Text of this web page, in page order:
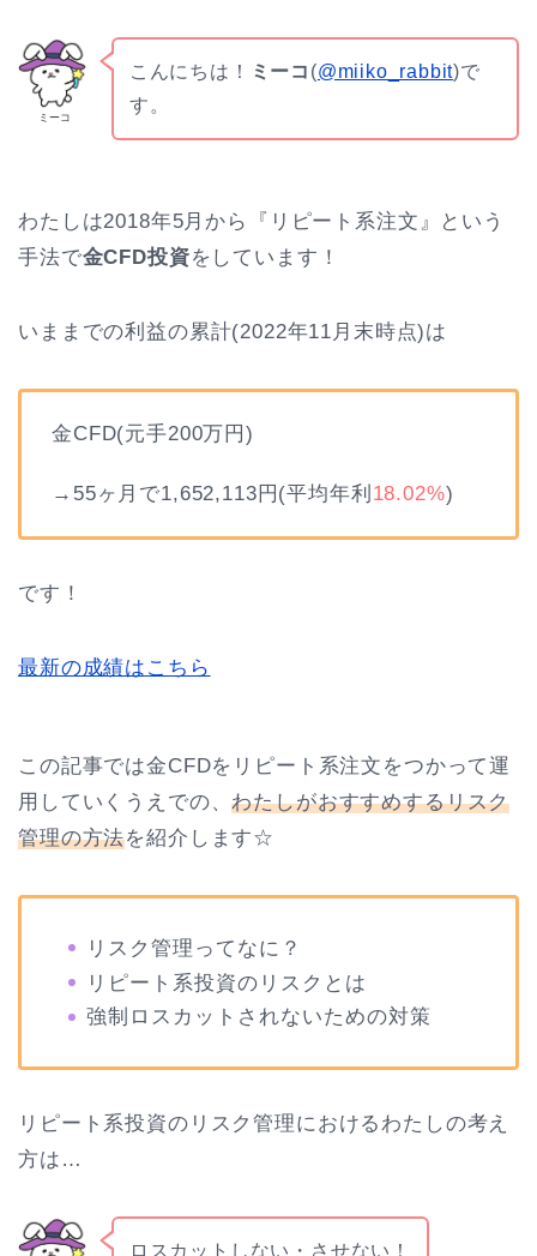
ミーコ
こんにちは！ ミーコ (@miiko_rabbit)で
す。
わたしは2018年5月から『リピート系注文』という
手法で金CFD投資をしています！
いままでの利益の累計(2022年11月末時点)は
金CFD(元手200万円)
→55ヶ月で1,652,113円(平均年利 18.02%)
です！
最新の成績はこちら
この記事では金CFDをリピート系注文をつかって運
用していくうえでの、わたしがおすすめするリスク
管理の方法を紹介します☆
リスク管理ってなに？
リピート系投資のリスクとは
強制ロスカットされないための対策
リピート系投資のリスク管理におけるわたしの考え
方は…
ロスカットしない・させない！